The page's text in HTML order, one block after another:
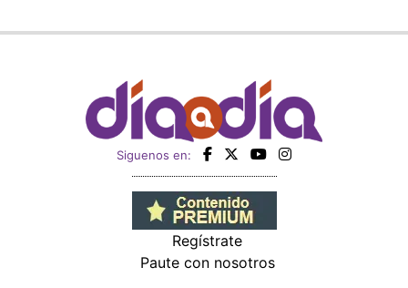
Siguenos en:
Regístrate
Paute con nosotros